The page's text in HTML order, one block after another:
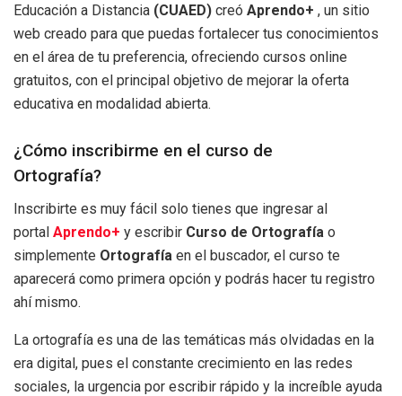
Educación a Distancia (CUAED) creó Aprendo+ , un sitio
web creado para que puedas fortalecer tus conocimientos
en el área de tu preferencia, ofreciendo cursos online
gratuitos, con el principal objetivo de mejorar la oferta
educativa en modalidad abierta.
¿Cómo inscribirme en el curso de
Ortografía?
Inscribirte es muy fácil solo tienes que ingresar al
portal Aprendo+ y escribir Curso de Ortografía o
simplemente Ortografía en el buscador, el curso te
aparecerá como primera opción y podrás hacer tu registro
ahí mismo.
La ortografía es una de las temáticas más olvidadas en la
era digital, pues el constante crecimiento en las redes
sociales, la urgencia por escribir rápido y la increíble ayuda